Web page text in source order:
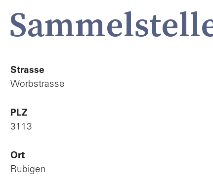
Strasse
Worbstrasse
PLZ
3113
Ort
Rubigen